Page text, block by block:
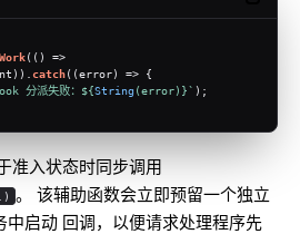
( () =>
catch( (error) => {
分派失败： ${String (error)}` );
准入状态时同步调用
。 该辅助函数会立即预留一个独立
中启动 回调，以便请求处理程序先